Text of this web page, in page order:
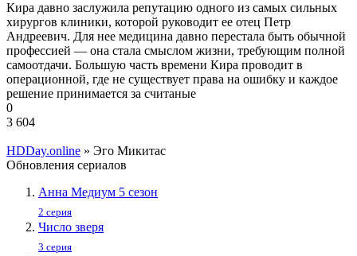
Кира давно заслужила репутацию одного из самых сильных
хирургов клиники, которой руководит ее отец Петр
Андреевич. Для нее медицина давно перестала быть обычной
профессией — она стала смыслом жизни, требующим полной
самоотдачи. Большую часть времени Кира проводит в
операционной, где не существует права на ошибку и каждое
решение принимается за считаные
0
3 604
HDDay.online » Эго Микитас
Обновления сериалов
Анна Медиум 5 сезон
2 серия
Число зверя
3 серия